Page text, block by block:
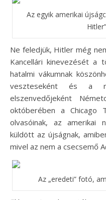
Az egyik amerikai
Ne feledjük, Hitler még
Kancellári kinevezését a
hatalmi vákumnak
veszteseként és a
elszenvedőjeként
októberében a
olvasóinak, az amerikai
küldött az újságnak,
mivel az nem a csecsemő
Az „eredeti” fotó,